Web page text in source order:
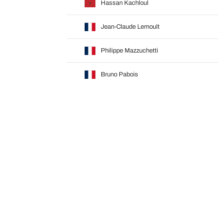
Hassan Kachloul
Jean-Claude Lemoult
Philippe Mazzuchetti
Bruno Pabois